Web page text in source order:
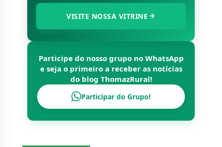
VISITE NOSSA VITRINE
Participe do nosso grupo no WhatsApp
e seja o primeiro a receber as notícias
do blog ThomazRural!
Participar do Grupo!